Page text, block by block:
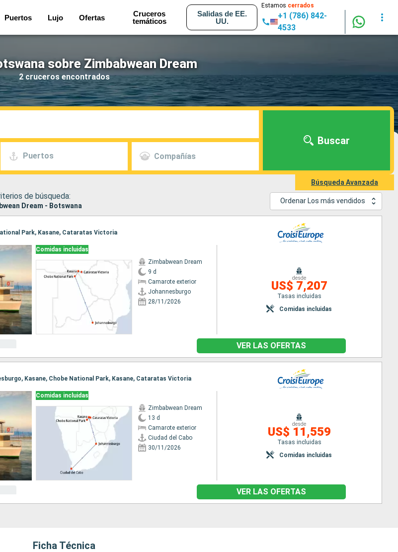
Puertos Lujo Ofertas
Cruceros
temáticos
Salidas de EE.
UU.
Estamos cerrados
+1 (786) 842-
4533
sobre Zimbabwean Dream
2 cruceros encontrados
Puertos Compañías
Buscar
Búsqueda Avanzada
de búsqueda:
Dream - Botswana
Ordenar Los más vendidos
Park, Kasane, Cataratas Victoria
Comidas incluidas
Zimbabwean Dream
9 d
Camarote exterior
Johannesburgo
28/11/2026
desde
US$ 7,207
Tasas incluidas
Comidas incluidas
VER LAS OFERTAS
Kasane, Chobe National Park, Kasane, Cataratas Victoria
Comidas incluidas
Zimbabwean Dream
13 d
Camarote exterior
Ciudad del Cabo
30/11/2026
desde
US$ 11,559
Tasas incluidas
Comidas incluidas
VER LAS OFERTAS
Ficha Técnica